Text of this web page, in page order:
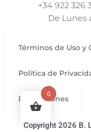
+34 922 326
De Lunes
Términos de Uso y
Política de
Devoluciones
Copyright 2026 B.
0